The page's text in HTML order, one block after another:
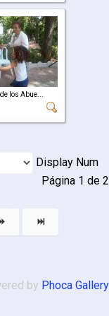
los Abue...
Display Num
Página 1 de 2
by Phoca Gallery